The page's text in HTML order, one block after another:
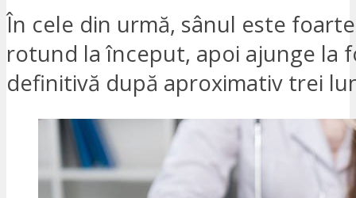
În cele din urmă, sânul este
rotund la început, apoi ajunge la
definitivă după aproximativ trei